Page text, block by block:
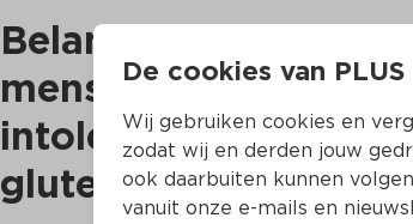
Belangrijke
mensen met een
intolerantie: Mix
glutenvrij
De cookies van PLUS
Wij gebruiken cookies en
zodat wij en derden jouw
ook daarbuiten kunnen
vanuit onze e-mails en